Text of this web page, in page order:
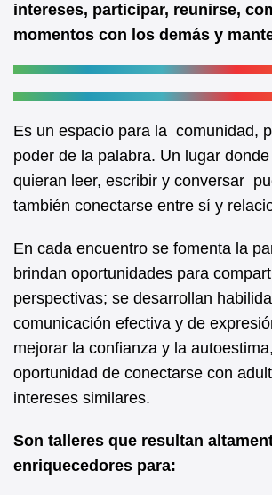
intereses, participar, reunirse,
momentos con los demás y
Es un espacio para la comunidad,
poder de la palabra. Un lugar
quieran leer, escribir y conversar
también conectarse entre sí y
En cada encuentro se fomenta la
brindan oportunidades para
perspectivas; se desarrollan
comunicación efectiva y de
mejorar la confianza y la
oportunidad de conectarse con
intereses similares.
Son talleres que resultan
enriquecedores para: